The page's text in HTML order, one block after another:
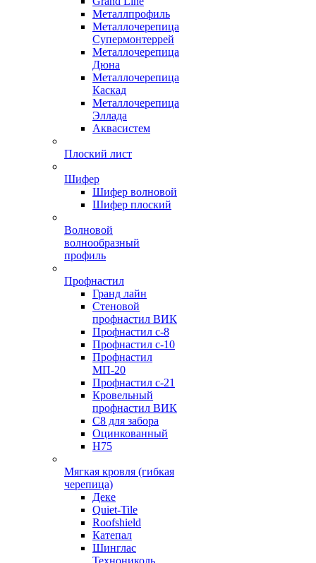
Металлпрофиль
Металлочерепица
Супермонтеррей
Металлочерепица
Дюна
Металлочерепица
Каскад
Металлочерепица
Эллада
Аквасистем
Плоский лист
Шифер
Шифер волновой
Шифер плоский
Волновой
волнообразный
профиль
Профнастил
Гранд лайн
Стеновой
профнастил ВИК
Профнастил с-8
Профнастил с-10
Профнастил
МП-20
Профнастил с-21
Кровельный
профнастил ВИК
С8 для забора
Оцинкованный
Н75
Мягкая кровля (гибкая
черепица)
Деке
Quiet-Tile
Roofshield
Катепал
Шинглас
Технониколь